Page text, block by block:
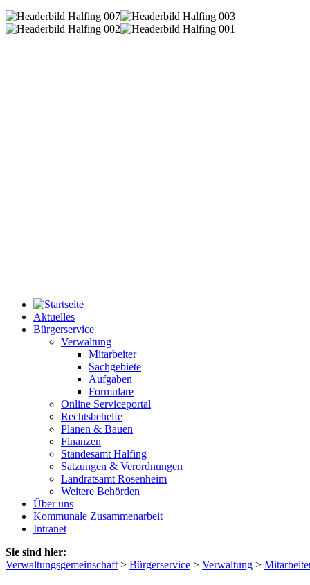
Aktuelles
Bürgerservice
Verwaltung
Mitarbeiter
Sachgebiete
Aufgaben
Formulare
Online Serviceportal
Rechtsbehelfe
Planen & Bauen
Finanzen
Standesamt Halfing
Satzungen & Verordnungen
Landratsamt Rosenheim
Weitere Behörden
Über uns
Kommunale Zusammenarbeit
Intranet
Sie sind hier:
Verwaltungsgemeinschaft > Bürgerservice > Verwaltung >